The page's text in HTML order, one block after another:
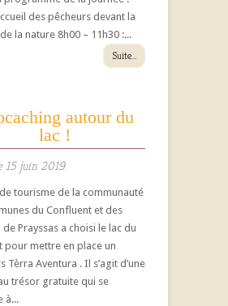
des pêcheurs devant la
la nature 8h00 – 11h30 :...
Suite...
autour du
lac !
15 juin 2019
tourisme de la communauté
du Confluent et des
Prayssas a choisi le lac du
pour mettre en place un
Tèrra Aventura . Il s’agit d’une
trésor gratuite qui se
à...